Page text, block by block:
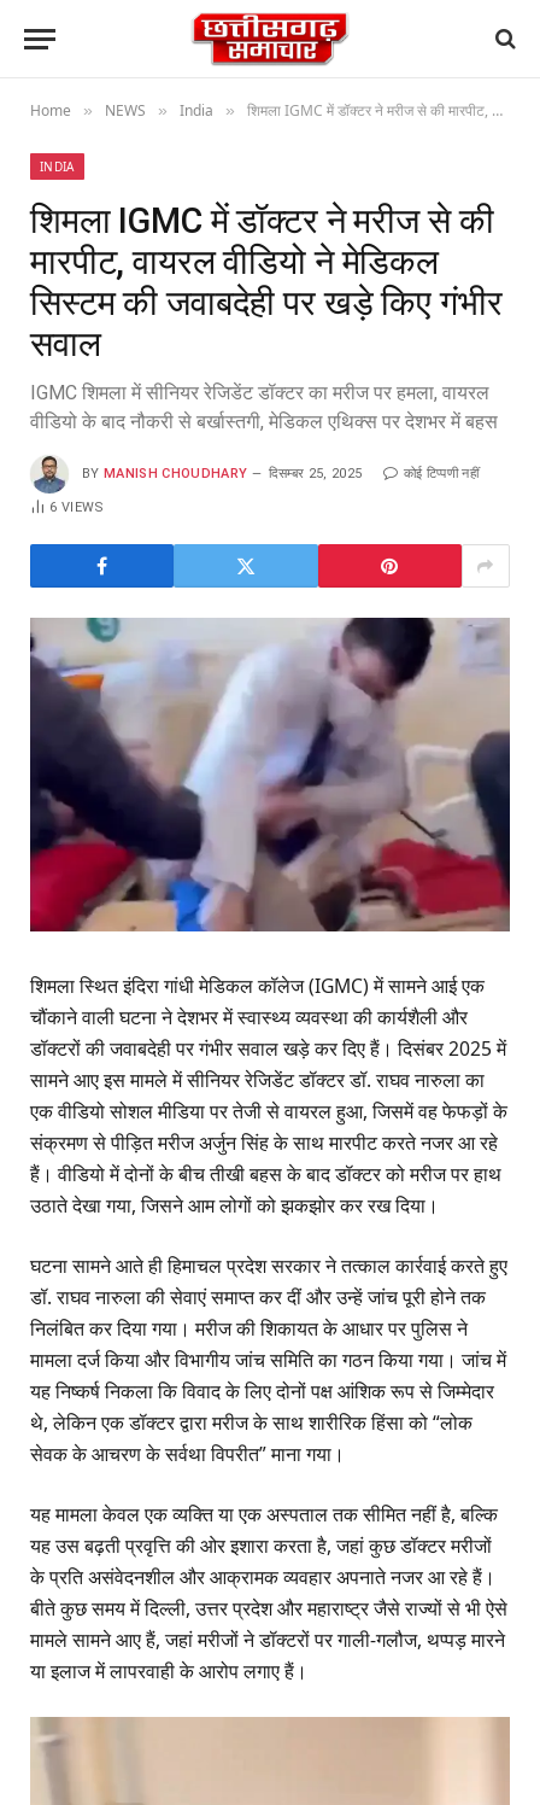
Home » NEWS » India » शिमला IGMC में डॉक्टर ने मरीज से की मारपीट, वायरल वीडियो ने मेडिकल सिस्टम की जवाबदेही पर खड़े किए गंभीर सवाल
INDIA
शिमला IGMC में डॉक्टर ने मरीज से की
मारपीट, वायरल वीडियो ने मेडिकल
सिस्टम की जवाबदेही पर खड़े किए गंभीर
सवाल
IGMC शिमला में सीनियर रेजिडेंट डॉक्टर का मरीज पर हमला, वायरल
वीडियो के बाद नौकरी से बर्खास्तगी, मेडिकल एथिक्स पर देशभर में बहस
BY MANISH CHOUDHARY दिसम्बर 25, 2025 कोई टिप्पणी नहीं
6VIEWS
शिमला स्थित इंदिरा गांधी मेडिकल कॉलेज (IGMC) में सामने आई एक
चौंकाने वाली घटना ने देशभर में स्वास्थ्य व्यवस्था की कार्यशैली और
डॉक्टरों की जवाबदेही पर गंभीर सवाल खड़े कर दिए हैं। दिसंबर 2025 में
सामने आए इस मामले में सीनियर रेजिडेंट डॉक्टर डॉ. राघव नारुला का
एक वीडियो सोशल मीडिया पर तेजी से वायरल हुआ, जिसमें वह फेफड़ों के
संक्रमण से पीड़ित मरीज अर्जुन सिंह के साथ मारपीट करते नजर आ रहे
हैं। वीडियो में दोनों के बीच तीखी बहस के बाद डॉक्टर को मरीज पर हाथ
उठाते देखा गया, जिसने आम लोगों को झकझोर कर रख दिया।
घटना सामने आते ही हिमाचल प्रदेश सरकार ने तत्काल कार्रवाई करते हुए
डॉ. राघव नारुला की सेवाएं समाप्त कर दीं और उन्हें जांच पूरी होने तक
निलंबित कर दिया गया। मरीज की शिकायत के आधार पर पुलिस ने
मामला दर्ज किया और विभागीय जांच समिति का गठन किया गया। जांच में
यह निष्कर्ष निकला कि विवाद के लिए दोनों पक्ष आंशिक रूप से जिम्मेदार
थे, लेकिन एक डॉक्टर द्वारा मरीज के साथ शारीरिक हिंसा को “लोक
सेवक के आचरण के सर्वथा विपरीत” माना गया।
यह मामला केवल एक व्यक्ति या एक अस्पताल तक सीमित नहीं है, बल्कि
यह उस बढ़ती प्रवृत्ति की ओर इशारा करता है, जहां कुछ डॉक्टर मरीजों
के प्रति असंवेदनशील और आक्रामक व्यवहार अपनाते नजर आ रहे हैं।
बीते कुछ समय में दिल्ली, उत्तर प्रदेश और महाराष्ट्र जैसे राज्यों से भी ऐसे
मामले सामने आए हैं, जहां मरीजों ने डॉक्टरों पर गाली-गलौज, थप्पड़ मारने
या इलाज में लापरवाही के आरोप लगाए हैं।